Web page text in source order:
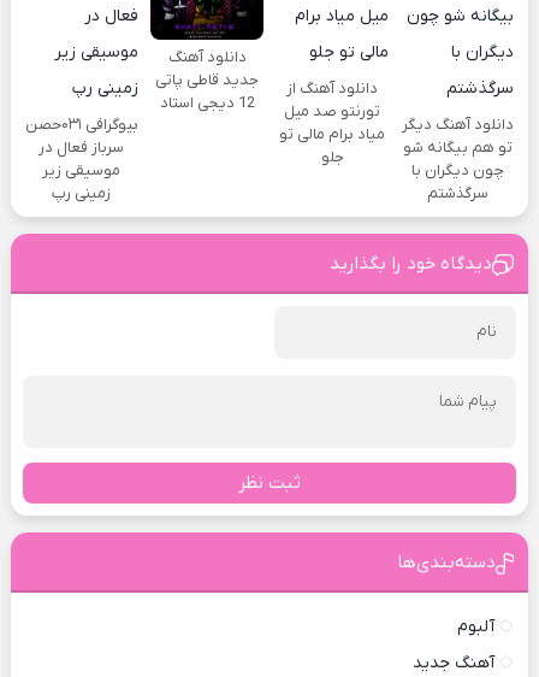
دانلود آهنگ دیگر
تو هم بیگانه شو
چون دیگران با
سرگذشتم
دانلود آهنگ از
تورنتو صد میل
میاد برام مالی تو
جلو
دانلود آهنگ
جدید قاطی پاتی
12 دیجی استاد
بیوگرافی ۰۳۱حصن
سرباز فعال در
موسیقی زیر
زمینی رپ
دیدگاه خود را بگذارید
ثبت نظر
دسته‌بندی‌ها
آلبوم
آهنگ جدید